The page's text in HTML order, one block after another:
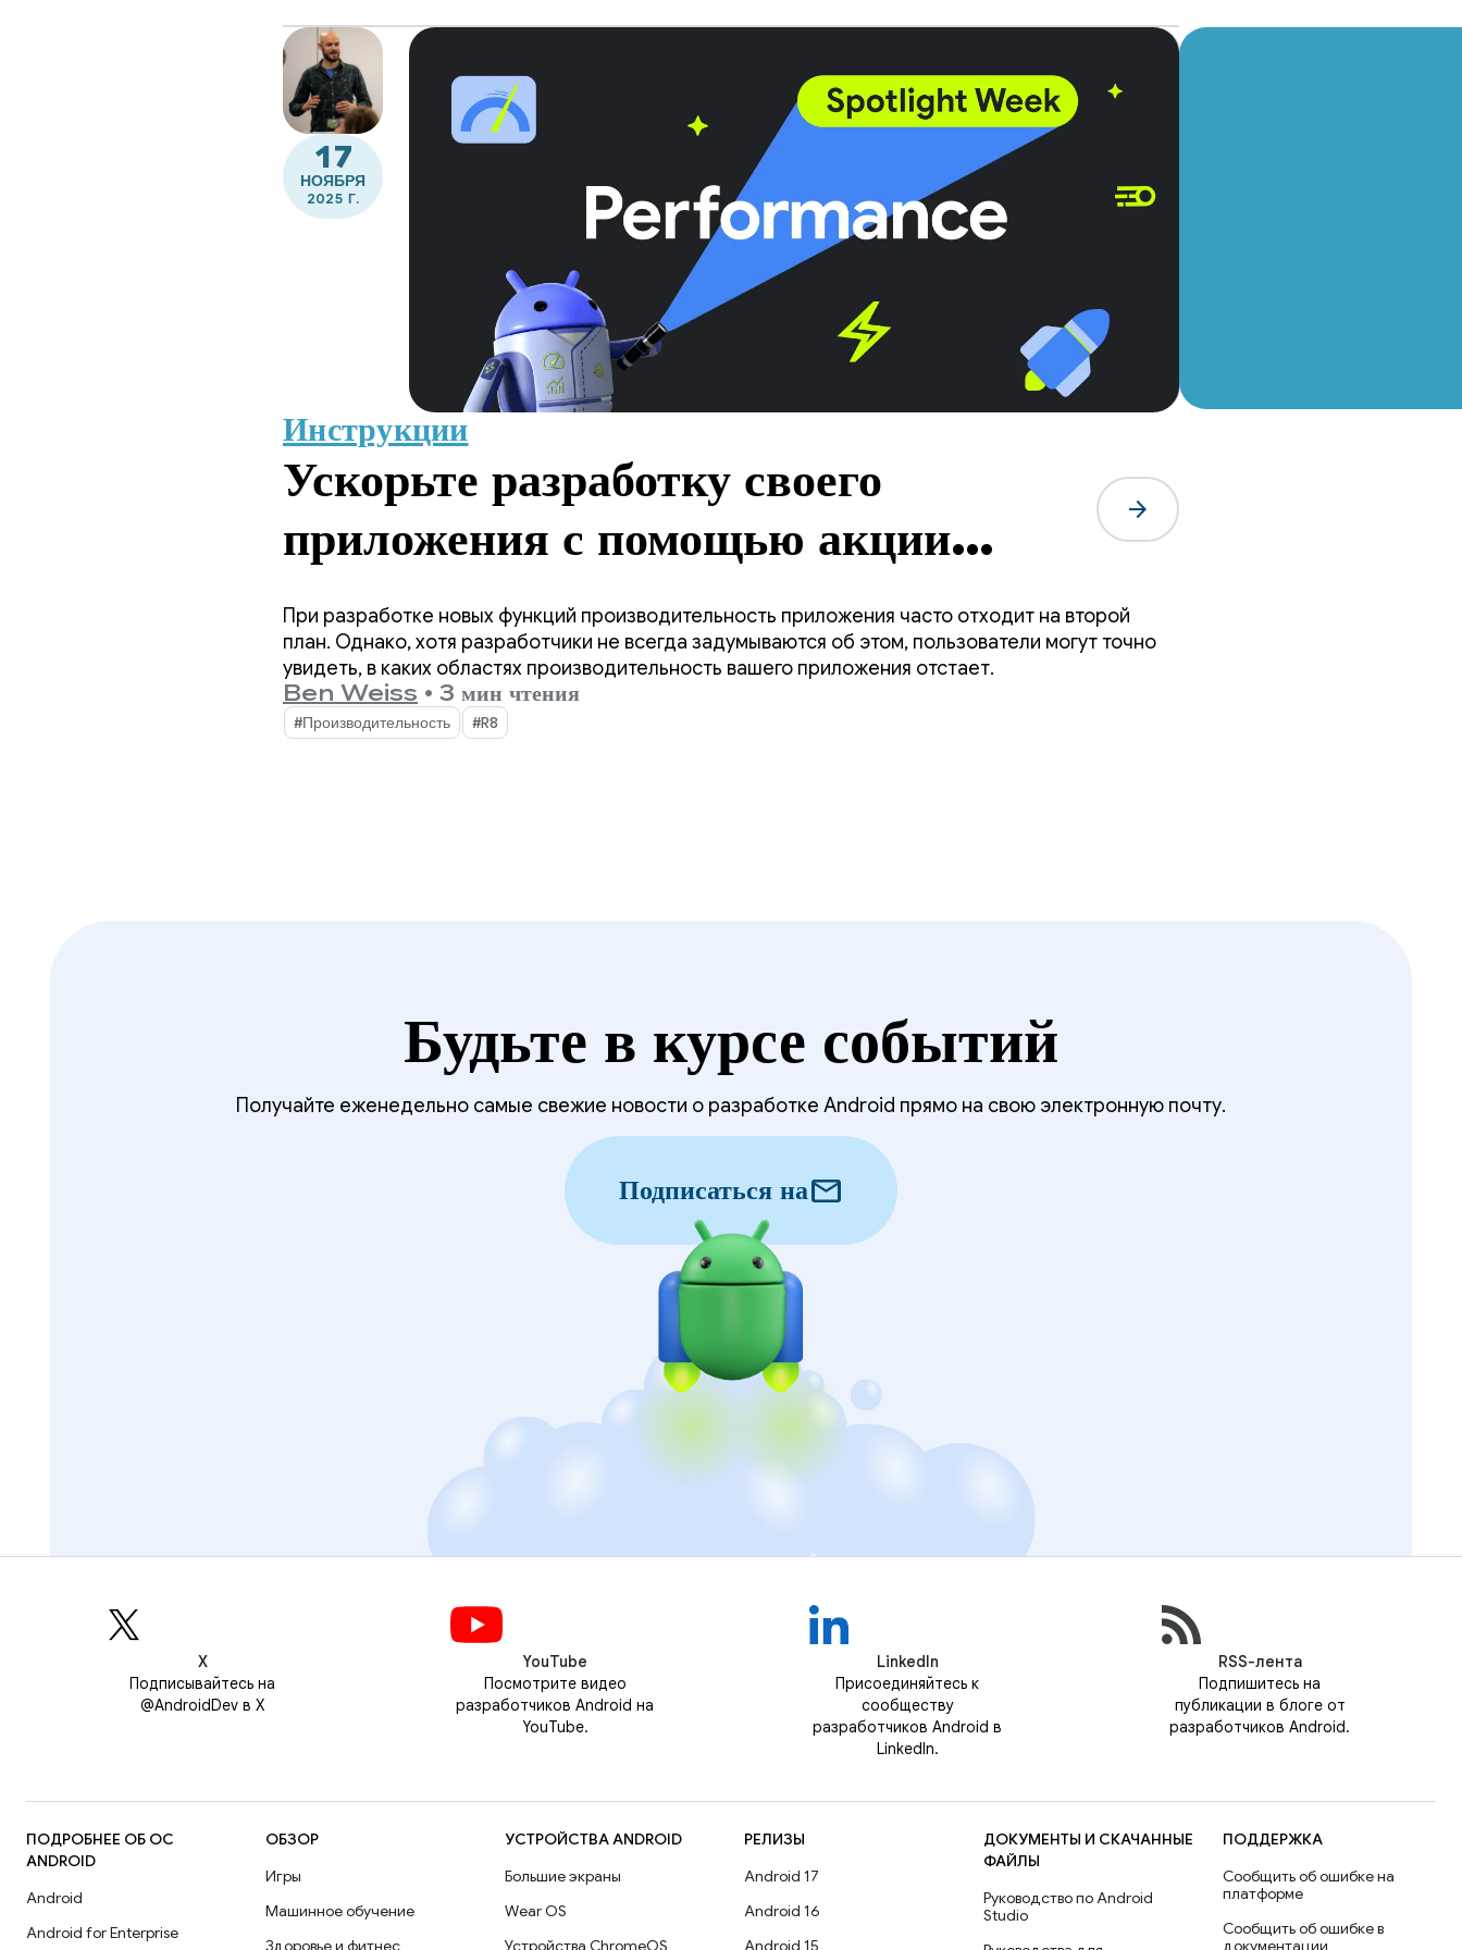
17
НОЯБРЯ
2025 Г.
Инструкции
Ускорьте разработку своего
приложения с помощью акции
Android Performance
Spotlight Week!
arrow_forward
При разработке новых функций производительность приложения часто отходит на второй
план. Однако, хотя разработчики не всегда задумываются об этом, пользователи могут точно
увидеть, в каких областях производительность вашего приложения отстает.
Ben Weiss • 3 мин чтения
#Производительность #R8
Будьте в курсе событий
Получайте еженедельно самые свежие новости о разработке Android прямо на свою электронную почту.
Подписаться наmail
Х
Подписывайтесь на
@AndroidDev в X
YouTube
Посмотрите видео
разработчиков Android на
YouTube.
LinkedIn
Присоединяйтесь к
сообществу
разработчиков Android в
LinkedIn.
RSS-лента
Подпишитесь на
публикации в блоге от
разработчиков Android.
ПОДРОБНЕЕ ОБ ОС
ANDROID
Android
Android for Enterprise
ОБЗОР
Игры
Машинное обучение
Здоровье и фитнес
УСТРОЙСТВА ANDROID
Большие экраны
Wear OS
Устройства ChromeOS
РЕЛИЗЫ
Android 17
Android 16
Android 15
ДОКУМЕНТЫ И СКАЧАННЫЕ
ФАЙЛЫ
Руководство по Android
Studio
ПОДДЕРЖКА
Сообщить об ошибке на
платформе
Сообщить об ошибке в
документации